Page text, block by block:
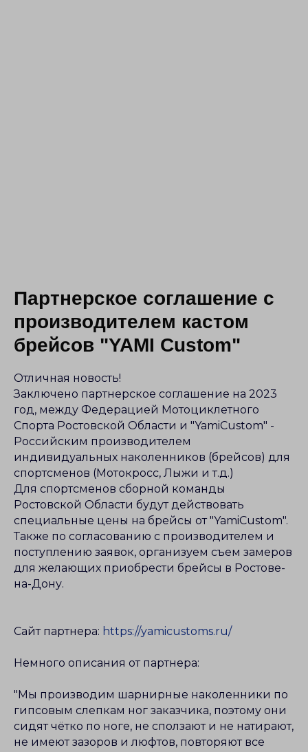
Партнерское соглашение с
производителем кастом
брейсов "YAMI Custom"
Отличная новость!
Заключено партнерское соглашение на 2023
год, между Федерацией Мотоциклетного
Спорта Ростовской Области и "YamiCustom" -
Российским производителем
индивидуальных наколенников (брейсов) для
спортсменов (Мотокросс, Лыжи и т.д.)
Для спортсменов сборной команды
Ростовской Области будут действовать
специальные цены на брейсы от "YamiCustom".
Также по согласованию с производителем и
поступлению заявок, организуем съем замеров
для желающих приобрести брейсы в Ростове-
на-Дону.
Сайт партнера: https://yamicustoms.ru/
Немного описания от партнера:
"Мы производим шарнирные наколенники по
гипсовым слепкам ног заказчика, поэтому они
сидят чётко по ноге, не сползают и не натирают,
не имеют зазоров и люфтов, повторяют все